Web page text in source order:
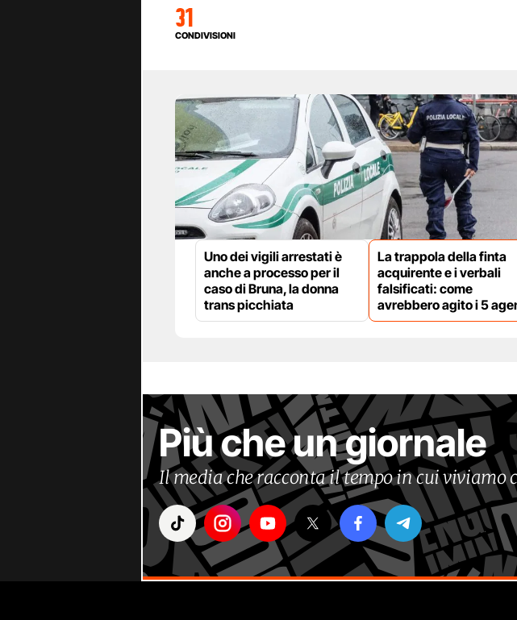
31
CONDIVISIONI
Uno dei vigili arrestati è
anche a processo per il
caso di Bruna, la donna
trans picchiata
La trappola della finta
acquirente e i verbali
falsificati: come
avrebbero agito i 5
Più che un giornale
Il media che racconta il tempo in cui viviamo